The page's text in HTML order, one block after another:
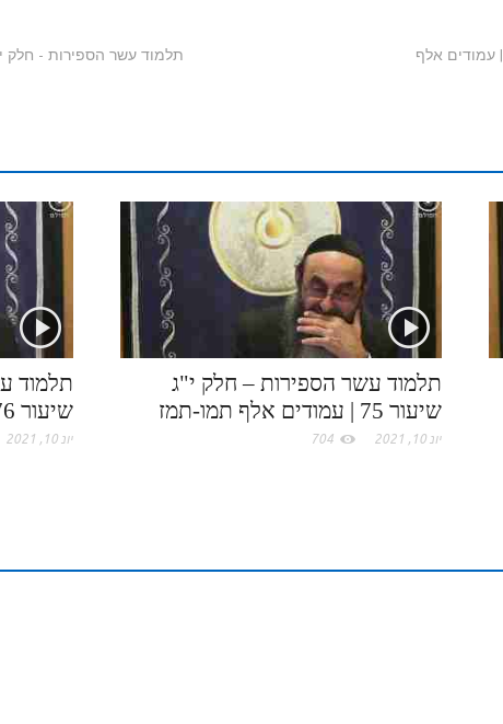
t
k
c
o
סיכום: תלמוד עשר הספירות - חלק י"ג שיעור 64 | עמודים אלף
תלמוד עשר הספירות - חלק י"ג שיעור 65 |
תלמוד
שיעור 76 | עמודים אלף תמז – סיום
יונ 10, 2021
תלמוד עשר הספירות – חלק י"ג
שיעור 75 | עמודים אלף תמו-תמז
יונ 10, 2021 704